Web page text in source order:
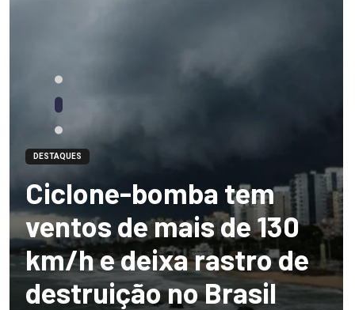
DESTAQUES
Ciclone-bomba tem
ventos de mais de 130
km/h e deixa rastro de
destruição no Brasil